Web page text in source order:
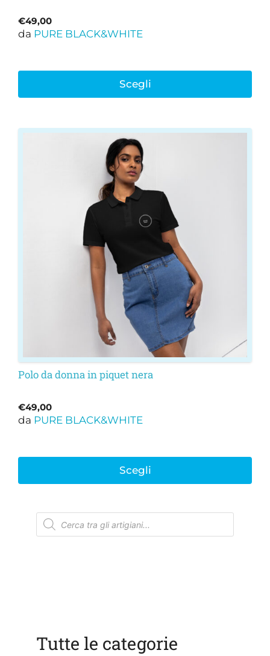
€49,00
da PURE BLACK&WHITE
Scegli
Polo da donna in piquet nera
€49,00
da PURE BLACK&WHITE
Scegli
Ricerca
prodotti
Tutte le categorie